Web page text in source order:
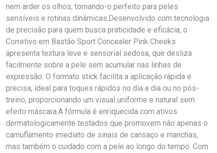
nem arder os olhos, tornando-o perfeito para peles
sensíveis e rotinas dinâmicas.Desenvolvido com tecnologia
de precisão para quem busca praticidade e eficácia, o
Corretivo em Bastão Sport Concealer Pink Cheeks
apresenta textura leve e sensorial sedosa, que desliza
facilmente sobre a pele sem acumular nas linhas de
expressão. O formato stick facilita a aplicação rápida e
precisa, ideal para toques rápidos no dia a dia ou no pós-
treino, proporcionando um visual uniforme e natural sem
efeito máscara.A fórmula é enriquecida com ativos
dermatologicamente testados que promovem não apenas o
camuflamento imediato de sinais de cansaço e manchas,
mas também o cuidado com a pele ao longo do tempo. Com